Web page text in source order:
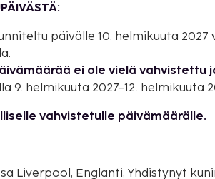
päivälle 10. helmikuuta 2027
ei ole vielä vahvistettu
9. helmikuuta 2027–12. helmikuuta
vahvistetulle päivämäärälle.
Liverpool, Englanti, Yhdistynyt